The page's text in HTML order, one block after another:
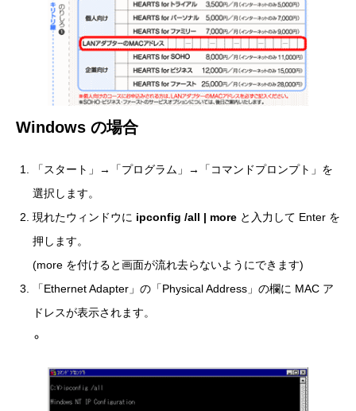
Windows の場合
「スタート」→「プログラム」→「コマンドプロンプト」を
選択します。
現れたウィンドウに ipconfig /all | more と入力して Enter を
押します。
(more を付けると画面が流れ去らないようにできます)
「Ethernet Adapter」の「Physical Address」の欄に MAC ア
ドレスが表示されます。